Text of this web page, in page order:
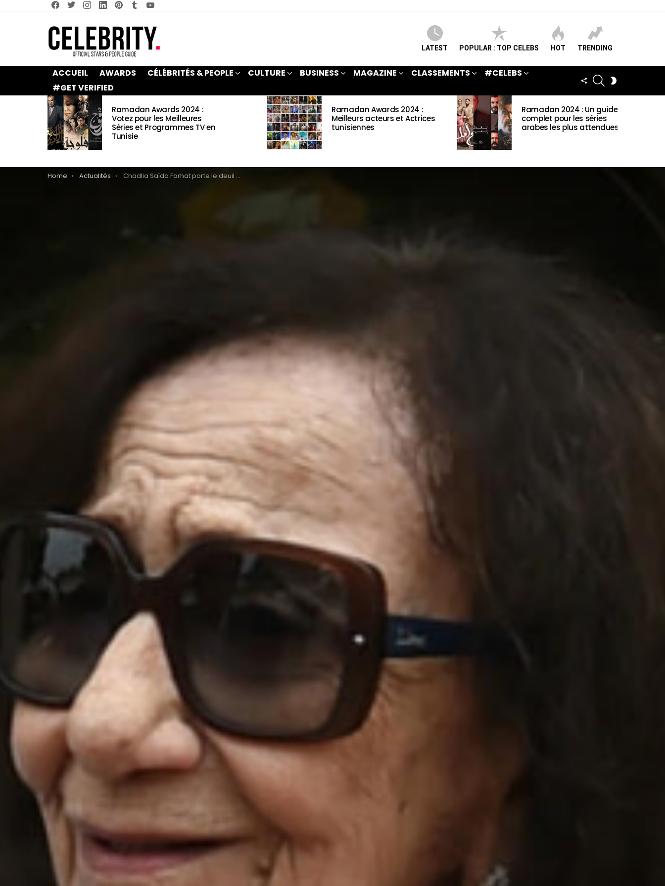
LATEST POPULAR : TOP CELEBS HOT TRENDING
ACCUEIL AWARDS CÉLÉBRITÉS & PEOPLE CULTURE BUSINESS MAGAZINE CLASSEMENTS
#CELEBS
#GET VERIFIED
FOLLOWSEARCH
LATEST
STORIES
Ramadan Awards 2024 :
Votez pour les Meilleures
Séries et Programmes TV en
Tunisie
Ramadan Awards 2024 :
Meilleurs acteurs et Actrices
tunisiennes
Ramadan 2024 : Un guide
complet pour les séries
arabes les plus attendues
You are here:
Home Actualités Chadlia Saïda Farhat porte le deuil en robe blanche